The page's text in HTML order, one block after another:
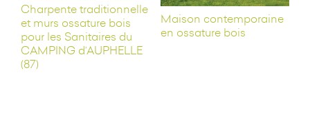
Charpente traditionnelle
et murs ossature bois
pour les Sanitaires du
CAMPING d’AUPHELLE
(87)
Maison contemporaine
en ossature bois